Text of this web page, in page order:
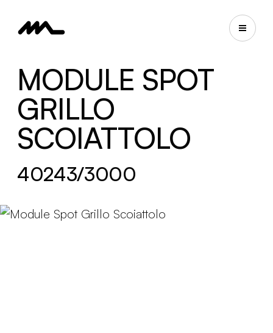
MODULE SPOT
GRILLO
SCOIATTOLO
40243/3000